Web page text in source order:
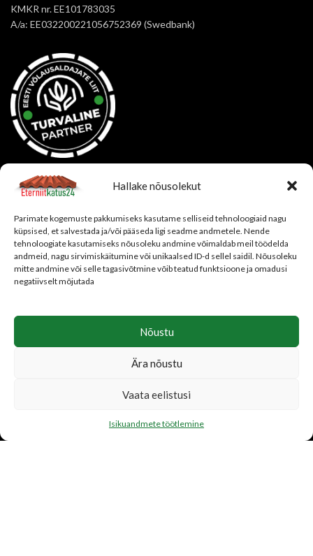
Hallake nõusolekut
Parimate kogemuste pakkumiseks kasutame selliseid tehnoloogiaid nagu
küpsised, et salvestada ja/või pääseda ligi seadme andmetele. Nende
tehnoloogiate kasutamiseks nõusoleku andmine võimaldab meil töödelda
andmeid, nagu sirvimiskäitumine või unikaalsed ID-d sellel saidil. Nõusoleku
mitte andmine või selle tagasivõtmine võib teatud funktsioone ja omadusi
negatiivselt mõjutada
Nõustu
Ära nõustu
Vaata eelistusi
Isikuandmete töötlemine
KMKR nr. EE101783035
A/a: EE032200221056752369 (Swedbank)
OSTUINFO
Korduma kippuvad küsimused
Tellimistingimused
Isikuandmete töötlemine
Parima hinna garantii